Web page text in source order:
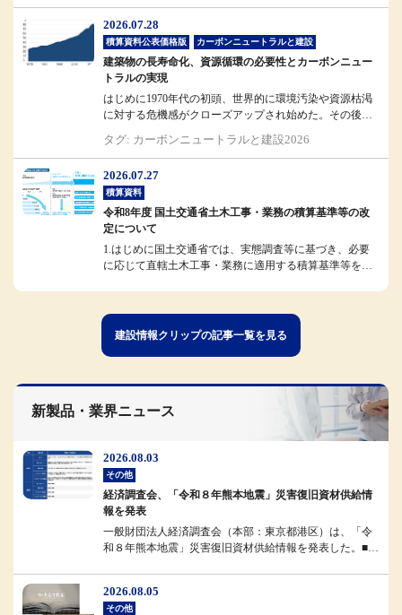
2026.07.28
積算資料公表価格版 カーボンニュートラルと建設
建築物の長寿命化、資源循環の必要性とカーボンニュー
トラルの実現
はじめに1970年代の初頭、世界的に環境汚染や資源枯渇
に対する危機感がクローズアップされ始めた。その後、
タグ: カーボンニュートラルと建設2026
2026.07.27
積算資料
令和8年度 国土交通省土木工事・業務の積算基準等の改
定について
1.はじめに国土交通省では、実態調査等に基づき、必要
に応じて直轄土木工事・業務に適用する積算基準等を改
建設情報クリップの記事一覧を見る
新製品・業界ニュース
2026.08.03
その他
経済調査会、「令和８年熊本地震」災害復旧資材供給情
報を発表
一般財団法人経済調査会（本部：東京都港区）は、「令
和８年熊本地震」災害復旧資材供給情報を発表した。■概
2026.08.05
その他